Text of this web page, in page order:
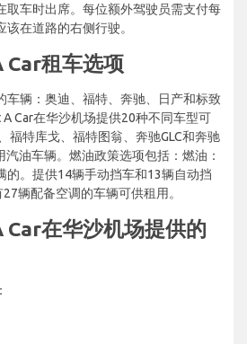
取车时出席。每位额外驾驶员需支付每
在道路的右侧行驶。
租车选项
车辆：奥迪、福特、奔驰、日产和标致
Car在华沙机场提供20种不同车型可
福特库戈、福特图翁、奔驰GLC和奔驰
油车辆。燃油政策选项包括：燃油：
的。提供14辆手动挡车和13辆自动挡
辆配备空调的车辆可供租用。
在华沙机场提供的